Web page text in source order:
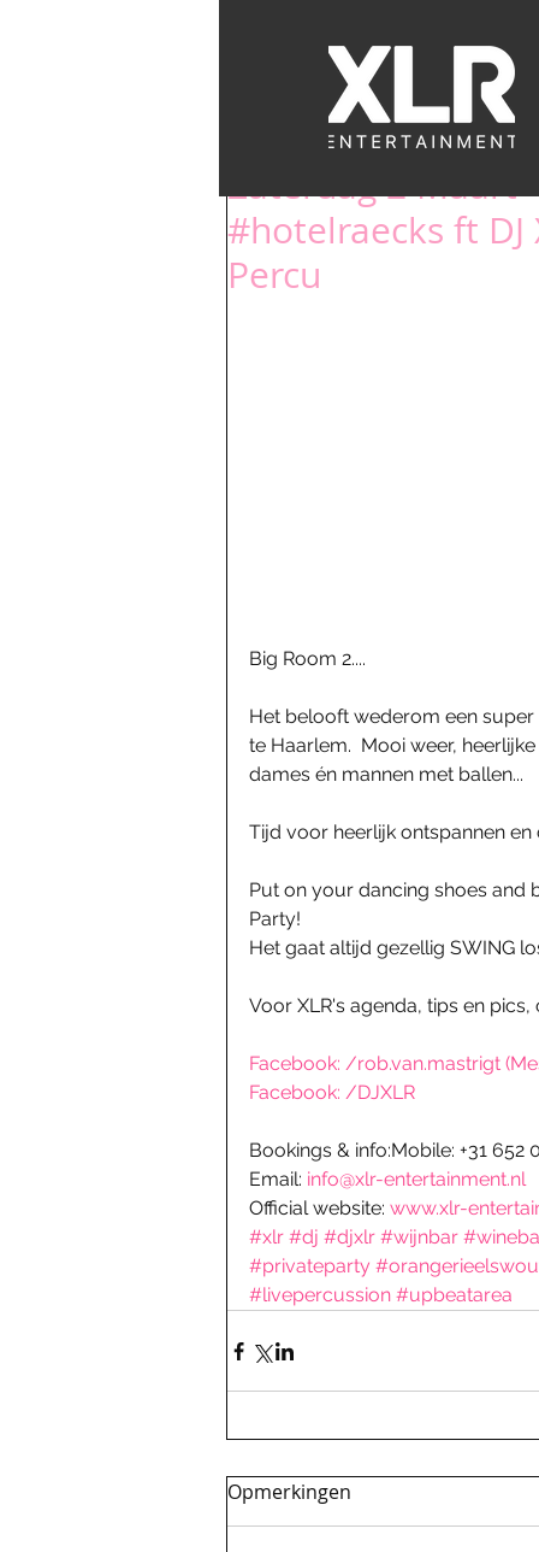
EVENTS BACK
Zaterdag 2 Maart -
#hotelraecks ft DJ
Percu
Big Room 2....
Het belooft wederom een
te Haarlem.  Mooi weer,
dames én mannen met ballen...
Tijd voor heerlijk ontspannen en
Put on your dancing shoes and
Party!
Het gaat altijd gezellig SWING
Voor XLR's agenda, tips en pics,
Facebook: /rob.van.mastrigt
Facebook: /DJXLR
Bookings & info:Mobile: +31 652
Email: info@xlr-entertainment.nl
Official website: www.xlr-
#xlr #dj #djxlr #wijnbar
#privateparty
#livepercussion #upbeatarea
Opmerkingen